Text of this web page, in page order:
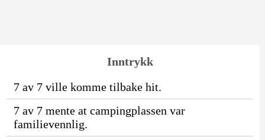
Inntrykk
7 av 7 ville komme tilbake hit.
7 av 7 mente at campingplassen var
familievennlig.